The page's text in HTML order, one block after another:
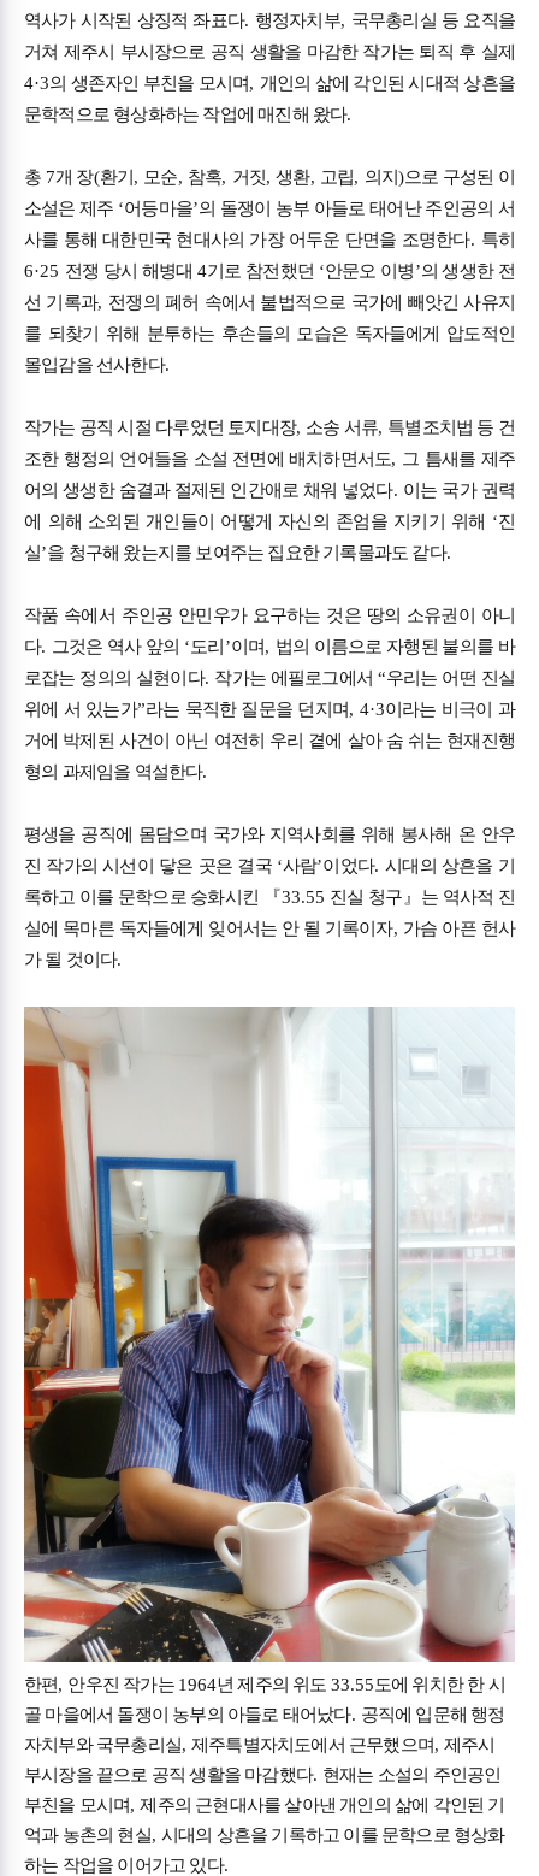
역사가 시작된 상징적 좌표다. 행정자치부, 국무총리실 등 요직을
거쳐 제주시 부시장으로 공직 생활을 마감한 작가는 퇴직 후 실제
4·3의 생존자인 부친을 모시며, 개인의 삶에 각인된 시대적 상흔을
문학적으로 형상화하는 작업에 매진해 왔다.
총 7개 장(환기, 모순, 참혹, 거짓,생환, 고립, 의지)으로 구성된 이
소설은 제주 ‘어등마을’의 돌쟁이 농부 아들로 태어난 주인공의 서
사를 통해 대한민국 현대사의 가장 어두운 단면을 조명한다. 특히
6·25 전쟁 당시 해병대4기로 참전했던 ‘안문오 이병’의 생생한 전
선 기록과, 전쟁의 폐허 속에서 불법적으로 국가에 빼앗긴 사유지
를 되찾기 위해 분투하는 후손들의 모습은 독자들에게 압도적인
몰입감을 선사한다.
작가는 공직 시절 다루었던 토지대장, 소송 서류, 특별조치법 등 건
조한 행정의 언어들을 소설 전면에 배치하면서도, 그 틈새를 제주
어의 생생한 숨결과 절제된 인간애로 채워 넣었다. 이는 국가 권력
에 의해 소외된 개인들이 어떻게 자신의 존엄을 지키기 위해 ‘진
실’을 청구해 왔는지를 보여주는 집요한 기록물과도 같다.
작품 속에서 주인공 안민우가 요구하는 것은 땅의 소유권이 아니
다. 그것은 역사 앞의 ‘도리’이며, 법의 이름으로 자행된 불의를 바
로잡는 정의의 실현이다. 작가는 에필로그에서 “우리는 어떤 진실
위에 서 있는가”라는 묵직한 질문을 던지며, 4·3이라는 비극이 과
거에 박제된 사건이 아닌 여전히 우리 곁에 살아 숨 쉬는 현재진행
형의 과제임을 역설한다.
평생을 공직에 몸담으며 국가와 지역사회를 위해 봉사해 온 안우
진 작가의 시선이 닿은 곳은 결국 ‘사람’이었다.시대의 상흔을 기
록하고 이를 문학으로 승화시킨
『33.55 진실 청구 』 는 역사적 진
실에 목마른 독자들에게 잊어서는 안 될 기록이자, 가슴 아픈 헌사
가 될 것이다.
한편, 안우진 작가는 1964년 제주의 위도 33.55도에 위치한 한 시
골 마을에서 돌쟁이 농부의 아들로 태어났다. 공직에 입문해 행정
자치부와 국무총리실,제주특별자치도에서 근무했으며,제주시
부시장을 끝으로 공직 생활을 마감했다. 현재는 소설의 주인공인
부친을 모시며,제주의 근현대사를 살아낸 개인의 삶에 각인된 기
억과 농촌의 현실, 시대의 상흔을 기록하고 이를 문학으로 형상화
하는 작업을 이어가고 있다.